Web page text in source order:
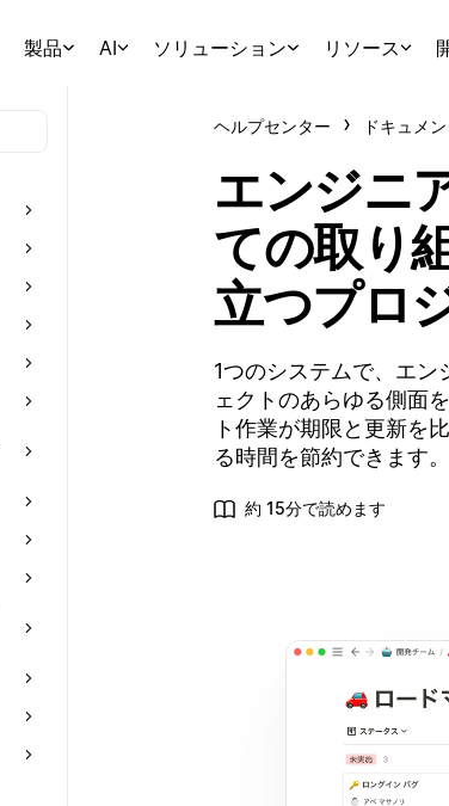
製品 AI ソリューション リソース
ヘルプセンター ドキュメン
エンジニ
ての取り
立つプロ
1つのシステムで、エ
ェクトのあらゆる側面
ト作業が期限と更新を
る時間を節約できます。
約 15分で読めます